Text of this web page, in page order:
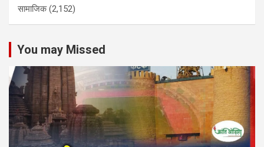
सामाजिक(2,152)
You may Missed